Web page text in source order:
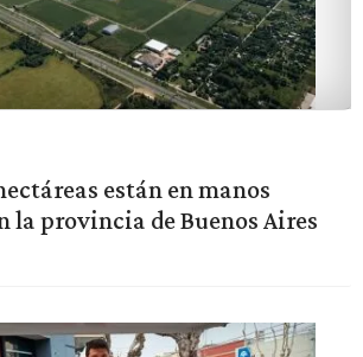
están en manos
la provincia de Buenos Aires